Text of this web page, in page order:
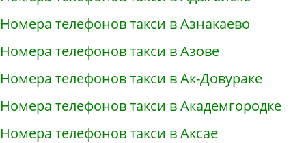
Номера телефонов такси в Азнакаево
Номера телефонов такси в Азове
Номера телефонов такси в Ак-Довураке
Номера телефонов такси в Академгородке
Номера телефонов такси в Аксае